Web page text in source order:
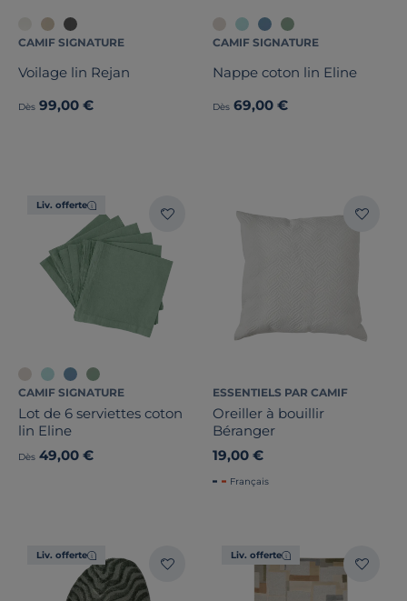
CAMIF SIGNATURE
Voilage lin Rejan
Dès 99,00 €
CAMIF SIGNATURE
Nappe coton lin Eline
Dès 69,00 €
Liv. offerte
CAMIF SIGNATURE
Lot de 6 serviettes coton
lin Eline
Dès 49,00 €
ESSENTIELS PAR CAMIF
Oreiller à bouillir
Béranger
19,00 €
Français
Liv. offerte Liv. offerte